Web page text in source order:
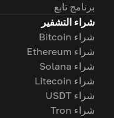
برنامج تابع
شراء التشفير
شراء Bitcoin
شراء Ethereum
شراء Solana
شراء Litecoin
شراء USDT
شراء Tron